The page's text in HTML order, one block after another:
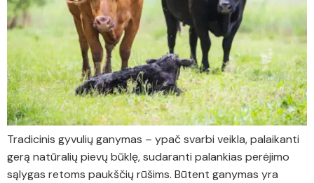
Tradicinis gyvulių ganymas – ypač svarbi veikla, palaikanti
gerą natūralių pievų būklę, sudaranti palankias perėjimo
sąlygas retoms paukščių rūšims. Būtent ganymas yra